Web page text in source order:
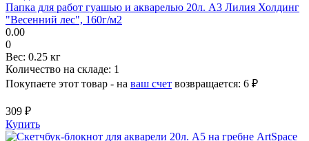
Папка для работ гуашью и акварелью 20л. А3 Лилия Холдинг
"Весенний лес", 160г/м2
0.00
0
Вес: 0.25 кг
Количество на складе: 1
Покупаете этот товар - на ваш счет возвращается: 6 ₽
309 ₽
Купить